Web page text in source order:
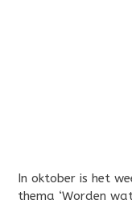
In oktober is het
thema ‘Worden